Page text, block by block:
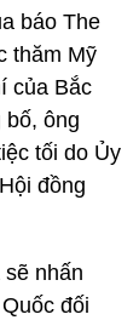
báo The
thăm Mỹ
của Bắc
bố, ông
tối do Ủy
đồng
nhấn
đối